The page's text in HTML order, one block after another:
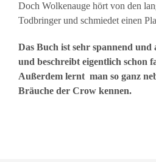
Doch Wolkenauge hört von den
Todbringer und schmiedet einen
Das Buch ist sehr spannend und
und beschreibt eigentlich schon
Außerdem lernt man so ganz
Bräuche der Crow kennen.